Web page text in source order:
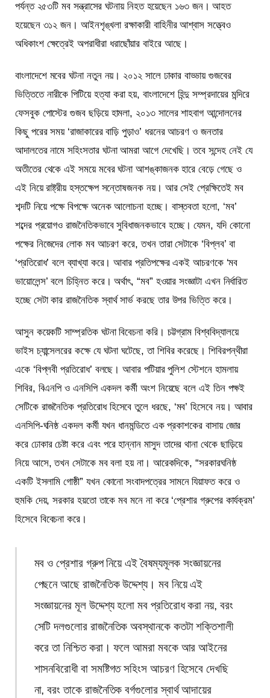
পর্যন্ত ২৫৩টি মব সন্ত্রাসের ঘটনায় নিহত হয়েছেন ১৬৩ জন। আহত
হয়েছেন ৩১২ জন। আইনশৃঙ্খলা রক্ষাকারী বাহিনীর আশ্বাস সত্ত্বেও
অধিকাংশ ক্ষেত্রেই অপরাধীরা ধরাছোঁয়ার বাইরে আছে।
বাংলাদেশে মবের ঘটনা নতুন নয়। ২০১২ সালে ঢাকার বাড্ডায় গুজবের
ভিত্তিতে নারীকে পিটিয়ে হত্যা করা হয়, বাংলাদেশে হিন্দু সম্প্রদায়ের মন্দিরে
ফেসবুক পোস্টের গুজব ছড়িয়ে হামলা, ২০১৩ সালের শাহবাগ আন্দোলনের
কিছু পরের সময় ‘রাজাকারের বাড়ি পুড়াও’ ধরনের আচরণ ও জনতার
আদালতের নামে সহিংসতার ঘটনা আমরা আগে দেখেছি। তবে সন্দেহ নেই যে
অতীতের থেকে এই সময়ে মবের ঘটনা আশঙ্কাজনক হারে বেড়ে গেছে ও
এই নিয়ে রাষ্ট্রীয় হস্তক্ষেপ সন্তোষজনক নয়। আর সেই প্রেক্ষিতেই মব
শব্দটি নিয়ে পক্ষে বিপক্ষে অনেক আলোচনা হচ্ছে। বাস্তবতা হলো, ‘মব’
শব্দের প্রয়োগও রাজনৈতিকভাবে সুবিধাজনকভাবে হচ্ছে। যেমন, যদি কোনো
পক্ষের নিজেদের লোক মব আচরণ করে, তখন তারা সেটাকে ‘বিপ্লব’ বা
‘প্রতিরোধ’ বলে ব্যাখ্যা করে। আবার প্রতিপক্ষের একই আচরণকে ‘মব
ভায়োলেন্স’ বলে চিহ্নিত করে। অর্থাৎ, “মব” হওয়ার সংজ্ঞাটা এখন নির্ধারিত
হচ্ছে সেটা কার রাজনৈতিক স্বার্থ সার্ভ করছে তার উপর ভিত্তি করে।
আসুন কয়েকটি সাম্প্রতিক ঘটনা বিবেচনা করি। চট্টগ্রাম বিশ্ববিদ্যালয়ে
ভাইস চ্যান্সেলরের কক্ষে যে ঘটনা ঘটেছে, তা শিবির করেছে। শিবিরপন্থীরা
একে ‘বিপ্লবী প্রতিরোধ’ বলছে। আবার পটিয়ার পুলিশ স্টেশনে হামলায়
শিবির, বিএনপি ও এনসিপি একদল কর্মী অংশ নিয়েছে বলে এই তিন পক্ষই
সেটিকে রাজনৈতিক প্রতিরোধ হিসেবে তুলে ধরছে, ‘মব’ হিসেবে নয়। আবার
এনসিপি-ঘনিষ্ঠ একদল কর্মী যখন ধানমন্ডিতে এক প্রকাশকের বাসায় জোর
করে ঢোকার চেষ্টা করে এবং পরে হান্নান মাসুদ তাদের থানা থেকে ছাড়িয়ে
নিয়ে আসে, তখন সেটাকে মব বলা হয় না। আরেকদিকে, “সরকারঘনিষ্ঠ
একটি ইসলামি গোষ্ঠী” যখন কোনো সংবাদপত্রের সামনে যিয়াফত করে ও
হুমকি দেয়, সরকার হয়তো তাকে মব মনে না করে ‘প্রেশার গ্রুপের কার্যক্রম’
হিসেবে বিবেচনা করে।
মব ও প্রেশার গ্রুপ নিয়ে এই বৈষম্যমূলক সংজ্ঞায়নের
পেছনে আছে রাজনৈতিক উদ্দেশ্য। মব নিয়ে এই
সংজ্ঞায়নের মূল উদ্দেশ্য হলো মব প্রতিরোধ করা নয়, বরং
সেটি দলগুলোর রাজনৈতিক অবস্থানকে কতটা শক্তিশালী
করে তা নিশ্চিত করা। ফলে আমরা মবকে আর আইনের
শাসনবিরোধী বা সমষ্টিগত সহিংস আচরণ হিসেবে দেখছি
না, বরং তাকে রাজনৈতিক বর্গগুলোর স্বার্থ আদায়ের